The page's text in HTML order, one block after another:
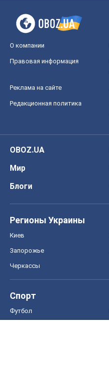
О компании
Правовая информация
Реклама на сайте
Редакционная политика
OBOZ.UA
Мир
Блоги
Регионы Украины
Киев
Запорожье
Черкассы
Спорт
Футбол